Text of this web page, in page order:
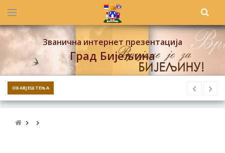
Званична интернет презентација
Град Бијељина
ОБАВЈЕШТЕЊА